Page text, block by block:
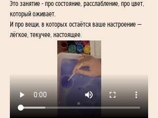
Это занятие - про состояние, расслабление, про цвет,
который оживает.
И про вещи, в которых остаётся ваше настроение —
лёгкое, текучее, настоящее.